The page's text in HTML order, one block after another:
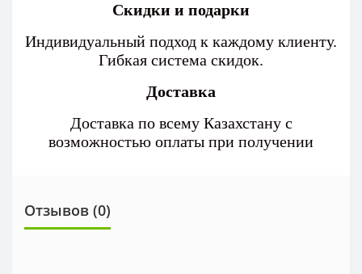
Скидки и подарки
Индивидуальный подход к каждому клиенту.
Гибкая система скидок.
Доставка
Доставка по всему Казахстану с
возможностью оплаты при получении
Отзывов (0)